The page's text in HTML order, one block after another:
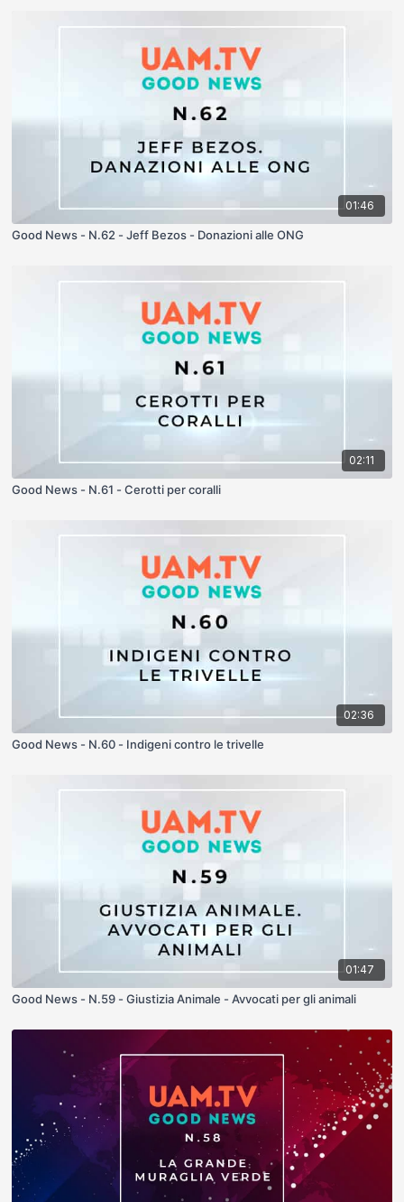
01:46
Good News - N.62 - Jeff Bezos - Donazioni alle ONG
02:11
Good News - N.61 - Cerotti per coralli
02:36
Good News - N.60 - Indigeni contro le trivelle
01:47
Good News - N.59 - Giustizia Animale - Avvocati per gli animali